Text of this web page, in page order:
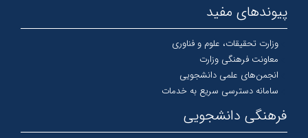
پیوندهای مفید
وزارت تحقیقات، علوم و فناوری
معاونت فرهنگی وزارت
انجمن‌های علمی دانشجویی
سامانه دسترسی سریع به خدمات
فرهنگی دانشجویی